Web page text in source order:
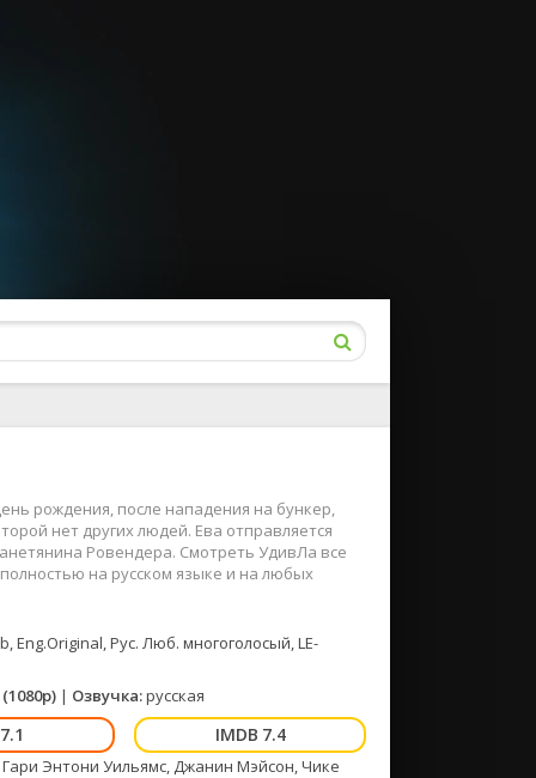
рождения, после нападения на бункер,
нет других людей. Ева отправляется
Ровендера. Смотреть УдивЛа все
на русском языке и на любых
Eng.Original, Рус. Люб. многоголосый, LE-
(1080p)| Озвучка:русская
7.1 7.4
Энтони Уильямс, Джанин Мэйсон, Чике